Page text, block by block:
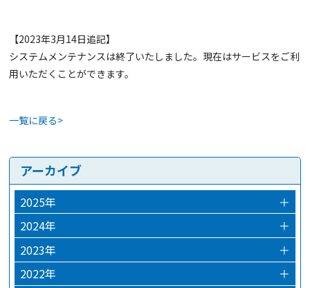
【2023年3月14日追記】
システムメンテナンスは終了いたしました。現在はサービスをご利
用いただくことができます。
一覧に戻る>
アーカイブ
2025年
＋
2025年12月
2024年
＋
2024年12月
2024年03月
2023年
＋
2023年12月
2022年
＋